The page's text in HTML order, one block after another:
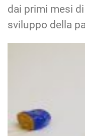
dai primi mesi
sviluppo della